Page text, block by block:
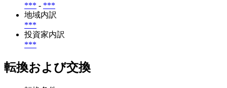
*** - ***
地域内訳
***
投資家内訳
***
転換および交換